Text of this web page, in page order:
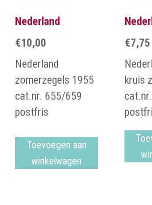
Nederland
€10,00
Nederland
zomerzegels 1955
cat.nr. 655/659
postfris
Toevoegen aan
winkelwagen
€7,75
kruis